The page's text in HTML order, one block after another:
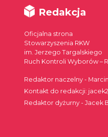
Redakcja
Oficjalna strona
Stowarzyszenia RKW
im. Jerzego Targalskiego
Ruch Kontroli Wyborów –
Redaktor naczelny -
Kontakt do redakcji:
Redaktor dyżurny - Jacek